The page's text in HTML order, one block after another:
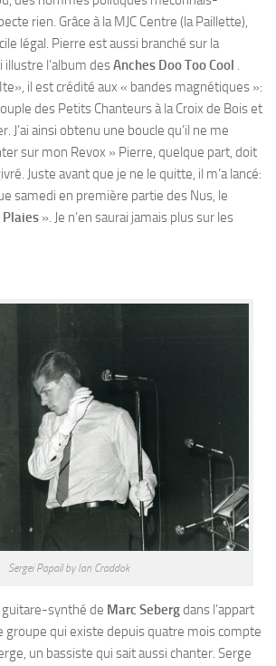
rien. Grâce à la MJC Centre (la Paillette),
légal. Pierre est aussi branché sur la
illustre l’album desAnches Doo Too Cool
il est crédité aux « bandes magnétiques »:
des Petits Chanteurs à la Croix de Bois et
J’ai ainsi obtenu une boucle qu’il ne me
sur mon Revox » Pierre, quelque part, doit
Juste avant que je ne le quitte, il m’a lancé:
samedi en première partie des Nus, le
Plaies ». Je n’en saurai jamais plus sur les
Sergei Papail by Ian Craddok
guitare-synthé de Marc Sebergdans l’appart
groupe qui existe depuis quatre mois compte
un bassiste qui sait aussi chanter. Serge